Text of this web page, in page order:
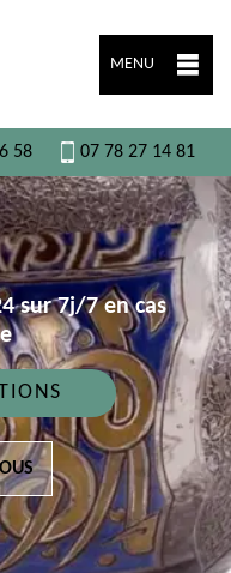
MENU
58 07 78 27 14 81
sur 7j/7 en cas